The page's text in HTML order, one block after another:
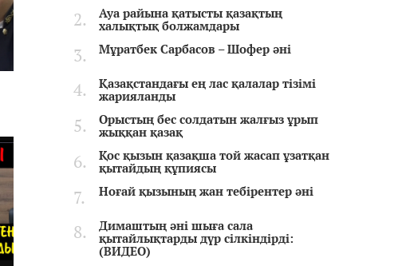
Ауа райына қатысты қазақтың
халықтық болжамдары
Мұратбек Сарбасов – Шофер әні
Қазақстандағы ең лас қалалар тізімі
жарияланды
Орыстың бес солдатын жалғыз ұрып
жыққан қазақ
Қос қызын қазақша той жасап ұзатқан
қытайдың құпиясы
Ноғай қызының жан тебірентер әні
Димаштың әні шыға сала
қытайлықтарды дүр сілкіндірді:
(ВИДЕО)